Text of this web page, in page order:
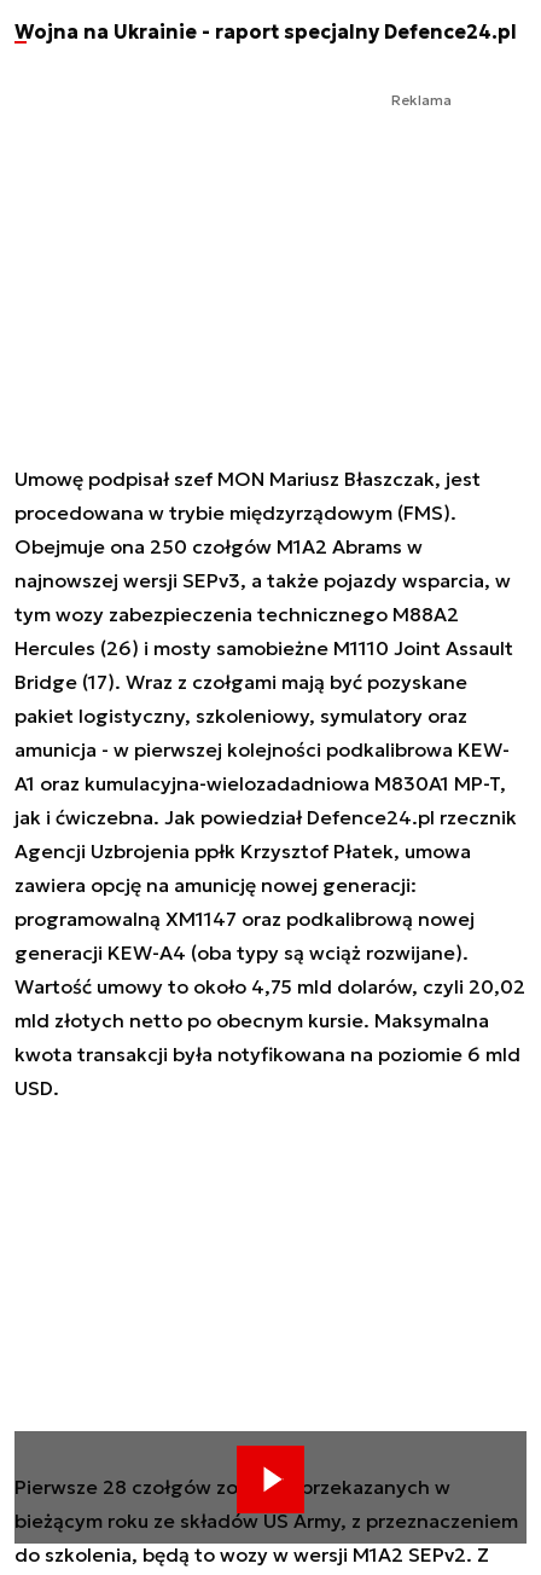
Wojna na Ukrainie - raport specjalny Defence24.pl
Reklama
Umowę podpisał szef MON Mariusz Błaszczak, jest
procedowana w trybie międzyrządowym (FMS).
Obejmuje ona 250 czołgów M1A2 Abrams w
najnowszej wersji SEPv3, a także pojazdy wsparcia, w
tym wozy zabezpieczenia technicznego M88A2
Hercules (26) i mosty samobieżne M1110 Joint Assault
Bridge (17). Wraz z czołgami mają być pozyskane
pakiet logistyczny, szkoleniowy, symulatory oraz
amunicja - w pierwszej kolejności podkalibrowa KEW-
A1 oraz kumulacyjna-wielozadadniowa M830A1 MP-T,
jak i ćwiczebna. Jak powiedział Defence24.pl rzecznik
Agencji Uzbrojenia ppłk Krzysztof Płatek, umowa
zawiera opcję na amunicję nowej generacji:
programowalną XM1147 oraz podkalibrową nowej
generacji KEW-A4 (oba typy są wciąż rozwijane).
Wartość umowy to około 4,75 mld dolarów, czyli 20,02
mld złotych netto po obecnym kursie. Maksymalna
kwota transakcji była notyfikowana na poziomie 6 mld
USD.
Pierwsze 28 czołgów zostanie przekazanych w
bieżącym roku ze składów US Army, z przeznaczeniem
do szkolenia, będą to wozy w wersji M1A2 SEPv2. Z